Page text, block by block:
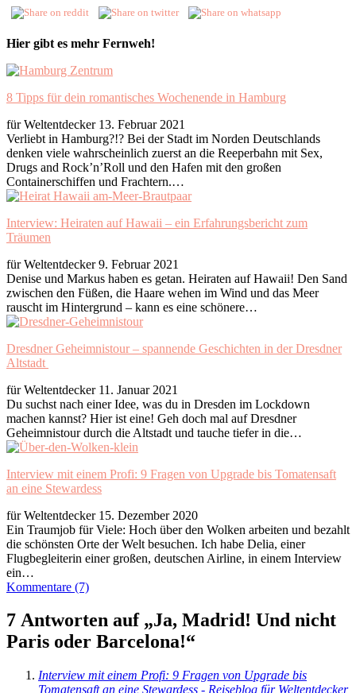
Hier gibt es mehr Fernweh!
8 Tipps für dein romantisches Wochenende in Hamburg
für Weltentdecker 13. Februar 2021
Verliebt in Hamburg?!? Bei der Stadt im Norden Deutschlands
denken viele wahrscheinlich zuerst an die Reeperbahn mit Sex,
Drugs and Rock’n’Roll und den Hafen mit den großen
Containerschiffen und Frachtern.…
Interview: Heiraten auf Hawaii – ein Erfahrungsbericht zum
Träumen
für Weltentdecker9. Februar 2021
Denise und Markus haben es getan. Heiraten auf Hawaii! Den Sand
zwischen den Füßen, die Haare wehen im Wind und das Meer
rauscht im Hintergrund – kann es eine schönere…
Dresdner Geheimnistour – spannende Geschichten in der Dresdner
Altstadt
für Weltentdecker 11. Januar 2021
Du suchst nach einer Idee, was du in Dresden im Lockdown
machen kannst? Hier ist eine! Geh doch mal auf Dresdner
Geheimnistour durch die Altstadt und tauche tiefer in die…
Interview mit einem Profi: 9 Fragen von Upgrade bis Tomatensaft
an eine Stewardess
für Weltentdecker 15. Dezember 2020
Ein Traumjob für Viele: Hoch über den Wolken arbeiten und bezahlt
die schönsten Orte der Welt besuchen. Ich habe Delia, einer
Flugbegleiterin einer großen, deutschen Airline, in einem Interview
ein…
Kommentare (7)
7 Antworten auf „Ja, Madrid! Und nicht
Paris oder Barcelona!“
Interview mit einem Profi: 9 Fragen von Upgrade bis
Tomatensaft an eine Stewardess - Reiseblog für Weltentdecker